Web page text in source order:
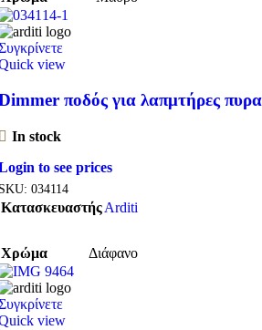
view
ποδός για λαπμτήρες
In stock
to see prices
034114
ΚατασκευαστήςArditi
Χρώμα Διάφανο
view